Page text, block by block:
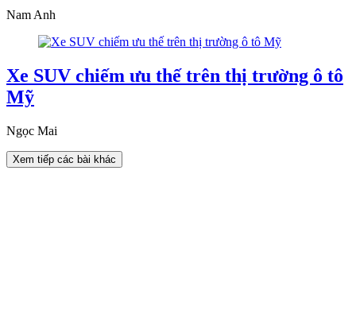
Nam Anh
Xe SUV chiếm ưu thế trên thị trường ô tô
Mỹ
Ngọc Mai
Xem tiếp các bài khác